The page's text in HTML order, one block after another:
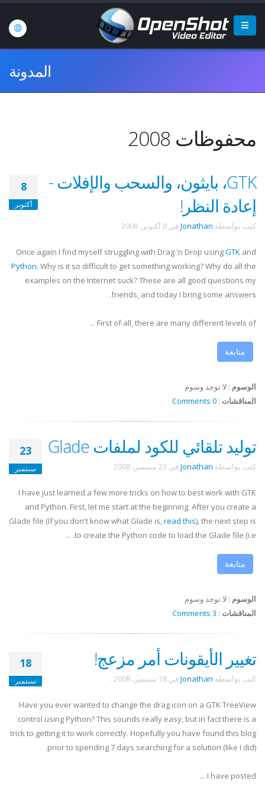
المدونة
محفوظات 2008
8
أكتوبر
GTK، بايثون، والسحب والإفلات -
إعادة النظر!
كتب بواسطة Jonathan في 8 أكتوبر، 2008 .
Once again I find myself struggling with Drag 'n Drop usingGTK and
Python. Why is it so difficult to get something working? Why do all the
examples on the Internet suck? These are all good questions my
friends, and today I bring some answers.
First of all, there are many different levels of ...
متابعة
الوسوم : لا توجد وسوم
المناقشات :
0 Comments
23
سبتمبر
توليد تلقائي للكود لملفات Glade
كتب بواسطة Jonathan في 23 سبتمبر، 2008 .
I have just learned a few more tricks on how to best work with GTK
and Python. First, let me start at the beginning. After you create a
Glade file (If you don't know what Glade is,read this), the next step is
to create the Python code to load the Glade file (i.e. ...
متابعة
الوسوم : لا توجد وسوم
المناقشات :
3 Comments
18
سبتمبر
تغيير الأيقونات أمر مزعج!
كتب بواسطة Jonathan في 18 سبتمبر، 2008 .
Have you ever wanted to change the drag icon on a GTKTreeView
control using Python? This sounds really easy, but in fact there is a
trick to getting it to work correctly. Hopefully you have found this blog
prior to spending 7 days searching for a solution (like I did).
I have posted ...